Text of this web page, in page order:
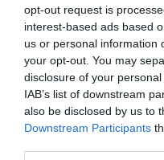
opt-out request is
interest-based ads based
us or personal information
your opt-out. You may
disclosure of your
IAB’s list of downstream
also be disclosed by us to
Downstream Participants